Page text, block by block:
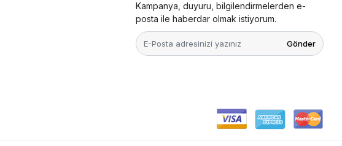
Kampanya, duyuru, bilgilendirmelerden e-
posta ile haberdar olmak istiyorum.
Gönder